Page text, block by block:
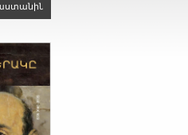
ձայնի իրավունքից զրկելու